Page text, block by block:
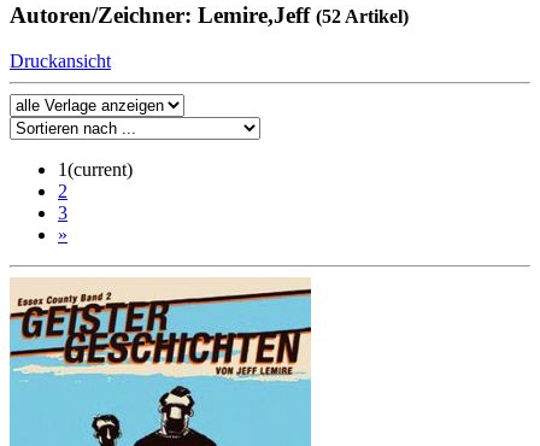
Autoren/Zeichner: Lemire,Jeff (52 Artikel)
Druckansicht
1(current)
2
3
»